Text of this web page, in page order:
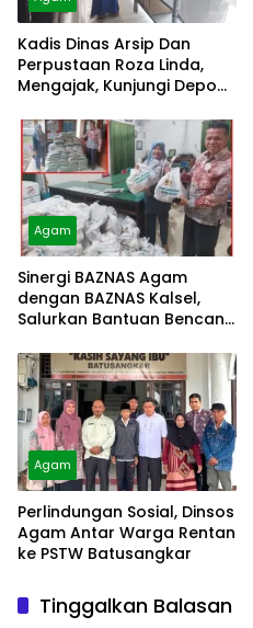
Kadis Dinas Arsip Dan
Perpustaan Roza Linda,
Mengajak, Kunjungi Depo
Agam
Sinergi BAZNAS Agam
dengan BAZNAS Kalsel,
Salurkan Bantuan Bencana
Agam
Perlindungan Sosial, Dinsos
Agam Antar Warga Rentan
ke PSTW Batusangkar
Tinggalkan Balasan